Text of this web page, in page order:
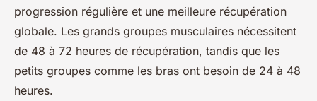
progression régulière et une meilleure récupération
globale. Les grands groupes musculaires nécessitent
de 48 à 72 heures de récupération, tandis que les
petits groupes comme les bras ont besoin de 24 à 48
heures.